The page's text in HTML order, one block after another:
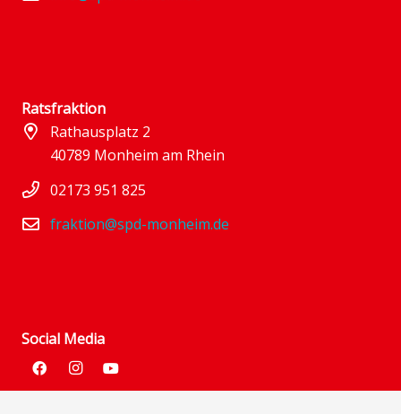
Ratsfraktion
Rathausplatz 2
40789 Monheim am Rhein
02173 951 825
fraktion@spd-monheim.de
Social Media